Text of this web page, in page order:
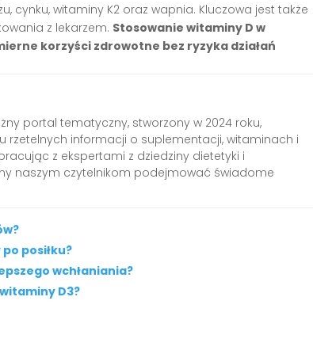
cynku, witaminy K2 oraz wapnia. Kluczowa jest także
z lekarzem. Stosowanie witaminy D w
korzyści zdrowotne bez ryzyka działań
portal tematyczny, stworzony w 2024 roku,
rzetelnych informacji o suplementacji, witaminach i
z ekspertami z dziedziny dietetyki i
naszym czytelnikom podejmować świadome
posiłku?
wchłaniania?
D3?